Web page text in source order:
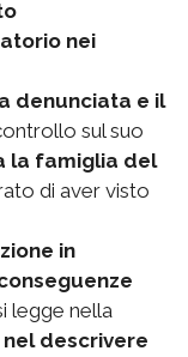
nei
denunciata e il
sul suo
la famiglia del
di aver visto
in
legge nella
descrivere